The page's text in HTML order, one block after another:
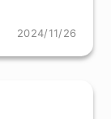
2024/11/26